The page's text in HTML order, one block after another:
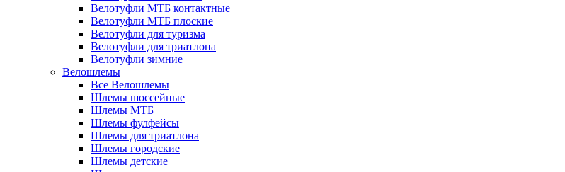
Велотуфли МТБ контактные
Велотуфли МТБ плоские
Велотуфли для туризма
Велотуфли для триатлона
Велотуфли зимние
Велошлемы
Все Велошлемы
Шлемы шоссейные
Шлемы МТБ
Шлемы фулфейсы
Шлемы для триатлона
Шлемы городские
Шлемы детские